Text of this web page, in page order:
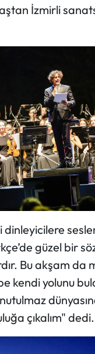
İzmirli
dinleyicilere
güzel bir
Bu akşam da
kendi yolunu
çıkalım" dedi.